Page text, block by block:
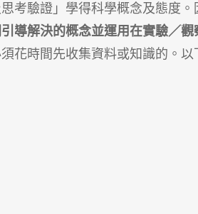
考驗證」學得科學概念及態度。
導解決的概念並運用在實驗／觀
花時間先收集資料或知識的。以